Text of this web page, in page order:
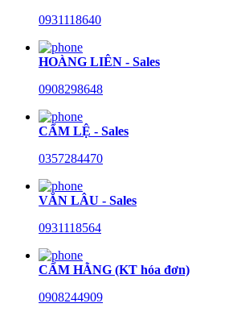
0931118640
HOÀNG LIÊN - Sales
0908298648
CẨM LỆ - Sales
0357284470
VĂN LÂU - Sales
0931118564
CẨM HẰNG (KT hóa đơn)
0908244909